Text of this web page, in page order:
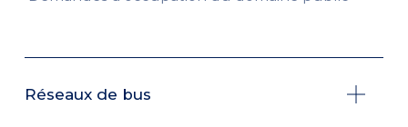
Réseaux de bus